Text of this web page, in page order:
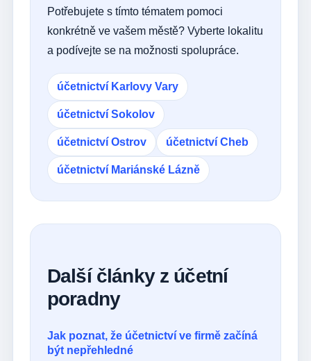
Potřebujete s tímto tématem pomoci
konkrétně ve vašem městě? Vyberte lokalitu
a podívejte se na možnosti spolupráce.
účetnictví Karlovy Vary
účetnictví Sokolov
účetnictví Ostrov účetnictví Cheb
účetnictví Mariánské Lázně
Další články z účetní
poradny
Jak poznat, že účetnictví ve firmě začíná
být nepřehledné